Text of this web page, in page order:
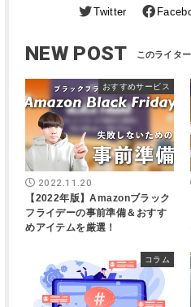
Twitter
NEW POST
おすすめサービス
2022.11.20
【2022年版】Amazonブラック
フライデーの事前準備＆おすす
めアイテムを厳選！
コラム